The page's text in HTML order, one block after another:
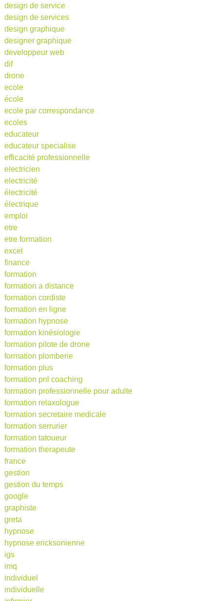
design de service
design de services
design graphique
designer graphique
developpeur web
dif
drone
ecole
école
ecole par correspondance
ecoles
educateur
educateur specialise
efficacité professionnelle
electricien
electricité
électricité
électrique
emploi
etre
etre formation
excel
finance
formation
formation a distance
formation cordiste
formation en ligne
formation hypnose
formation kinésiologie
formation pilote de drone
formation plomberie
formation plus
formation pnl coaching
formation professionnelle pour adulte
formation relaxologue
formation secretaire medicale
formation serrurier
formation tatoueur
formation therapeute
france
gestion
gestion du temps
google
graphiste
greta
hypnose
hypnose ericksonienne
igs
imq
individuel
individuelle